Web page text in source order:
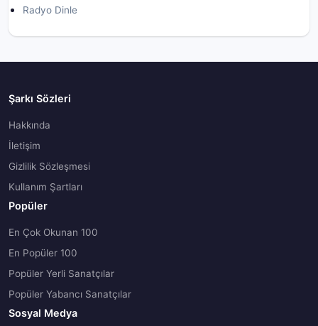
Radyo Dinle
Şarkı Sözleri
Hakkında
İletişim
Gizlilik Sözleşmesi
Kullanım Şartları
Popüler
En Çok Okunan 100
En Popüler 100
Popüler Yerli Sanatçılar
Popüler Yabancı Sanatçılar
Sosyal Medya